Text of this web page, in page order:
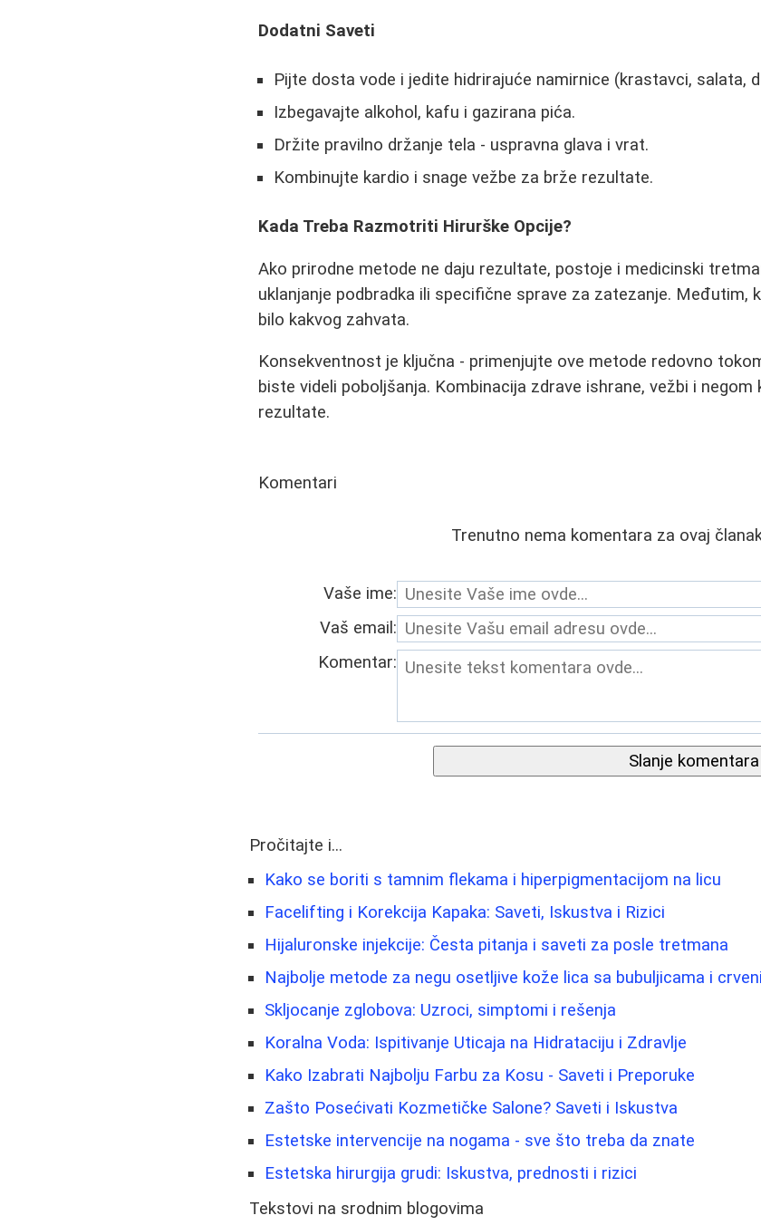
Dodatni Saveti
Pijte dosta vode i jedite hidrirajuće namirnice (krastavci, salata,
Izbegavajte alkohol, kafu i gazirana pića.
Držite pravilno držanje tela - uspravna glava i vrat.
Kombinujte kardio i snage vežbe za brže rezultate.
Kada Treba Razmotriti Hirurške Opcije?
Ako prirodne metode ne daju rezultate, postoje i medicinski
uklanjanje podbradka ili specifične sprave za zatezanje. Međutim,
bilo kakvog zahvata.
Konsekventnost je ključna - primenjujte ove metode redovno
biste videli poboljšanja. Kombinacija zdrave ishrane, vežbi i negom
rezultate.
Komentari
Trenutno nema komentara za ovaj
Vaše ime:
Vaš email:
Komentar:
Slanje komentara
Pročitajte i...
Kako se boriti s tamnim flekama i hiperpigmentacijom na licu
Facelifting i Korekcija Kapaka: Saveti, Iskustva i Rizici
Hijaluronske injekcije: Česta pitanja i saveti za posle tretmana
Najbolje metode za negu osetljive kože lica sa bubuljicama i
Skljocanje zglobova: Uzroci, simptomi i rešenja
Koralna Voda: Ispitivanje Uticaja na Hidrataciju i Zdravlje
Kako Izabrati Najbolju Farbu za Kosu - Saveti i Preporuke
Zašto Posećivati Kozmetičke Salone? Saveti i Iskustva
Estetske intervencije na nogama - sve što treba da znate
Estetska hirurgija grudi: Iskustva, prednosti i rizici
Tekstovi na srodnim blogovima